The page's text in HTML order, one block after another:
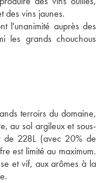
des vins jaunes.
l'unanimité auprès des
les grands chouchous
terroirs du domaine,
au sol argileux et sous-
de 228L (avec 20% de
est limité au maximum.
et vif, aux arômes à la